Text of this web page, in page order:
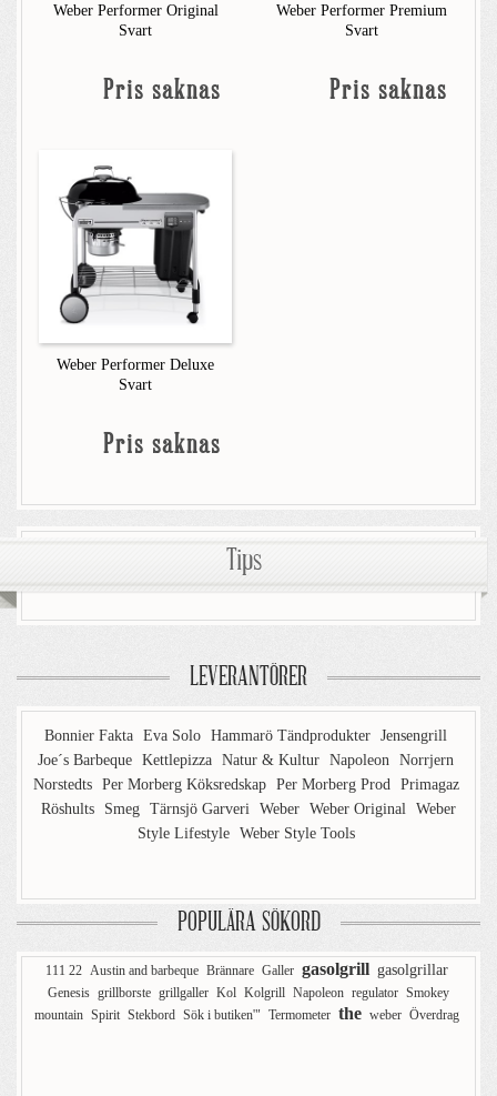
Weber Performer Original
Svart
Pris saknas
Weber Performer Premium
Svart
Pris saknas
Weber Performer Deluxe
Svart
Pris saknas
Tips
LEVERANTÖRER
Bonnier Fakta Eva Solo Hammarö Tändprodukter Jensengrill
Joe´s Barbeque Kettlepizza Natur & Kultur Napoleon Norrjern
Norstedts Per Morberg Köksredskap Per Morberg Prod Primagaz
Röshults
Smeg Tärnsjö Garveri Weber Weber Original Weber
Style Lifestyle Weber Style Tools
POPULÄRA SÖKORD
111 22 Austin and barbeque Brännare Galler gasolgrill gasolgrillar
Genesis grillborste grillgaller Kol Kolgrill Napoleon regulator Smokey
mountain Spirit Stekbord Sök i butiken'" Termometer the weber Överdrag